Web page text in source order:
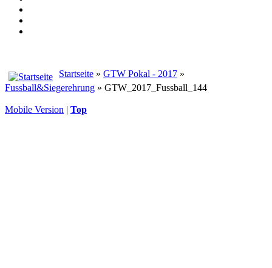
Startseite » GTW Pokal - 2017 »
Fussball&Siegerehrung » GTW_2017_Fussball_144
Mobile Version | Top